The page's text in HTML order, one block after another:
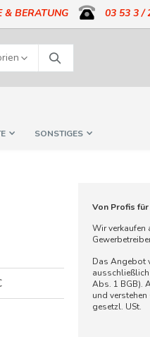
& BERATUNG 03 53 3 /
Suche
SONSTIGES
Von Profis
Wir verkaufen
Das Angebot
ausschließlich
Abs. 1 BGB).
und
gesetzl. USt.